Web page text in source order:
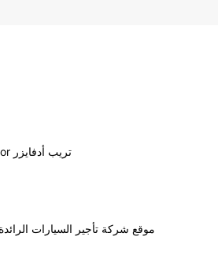
TripAdvisor تريب أدفايزر
موقع شركة تأجير السيارات